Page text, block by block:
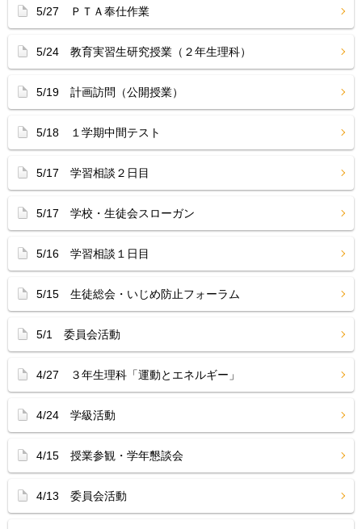
5/27 ＰＴＡ奉仕作業
5/24 教育実習生研究授業（２年生理科）
5/19 計画訪問（公開授業）
5/18 １学期中間テスト
5/17 学習相談２日目
5/17 学校・生徒会スローガン
5/16 学習相談１日目
5/15 生徒総会・いじめ防止フォーラム
5/1 委員会活動
4/27 ３年生理科「運動とエネルギー」
4/24 学級活動
4/15 授業参観・学年懇談会
4/13 委員会活動